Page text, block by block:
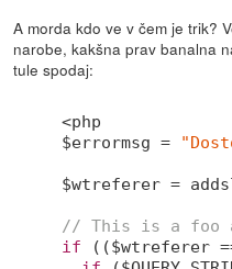
A morda kdo ve v čem je trik?
narobe, kakšna prav banalna
tule spodaj:
<php
$errormsg =
$wtreferer =
// This is a foo
if (($wtreferer